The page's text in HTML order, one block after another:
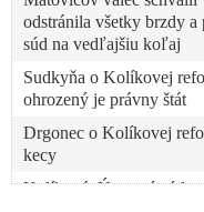
odstránila všetky brzdy
súd na vedľajšiu koľaj
Sudkyňa o Kolíkovej
ohrozený je právny štát
Drgonec o Kolíkovej
kecy
Kolíková: Ústavný súd